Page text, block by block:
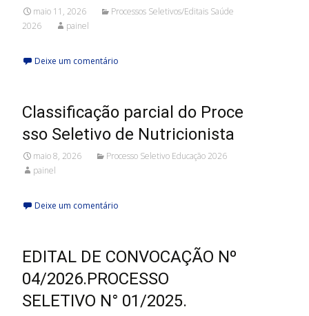
maio 11, 2026
Processos Seletivos/Editais Saúde
2026
painel
Deixe um comentário
Classificação parcial do Proce
sso Seletivo de Nutricionista
maio 8, 2026
Processo Seletivo Educação 2026
painel
Deixe um comentário
EDITAL DE CONVOCAÇÃO Nº
04/2026.PROCESSO
SELETIVO N° 01/2025.